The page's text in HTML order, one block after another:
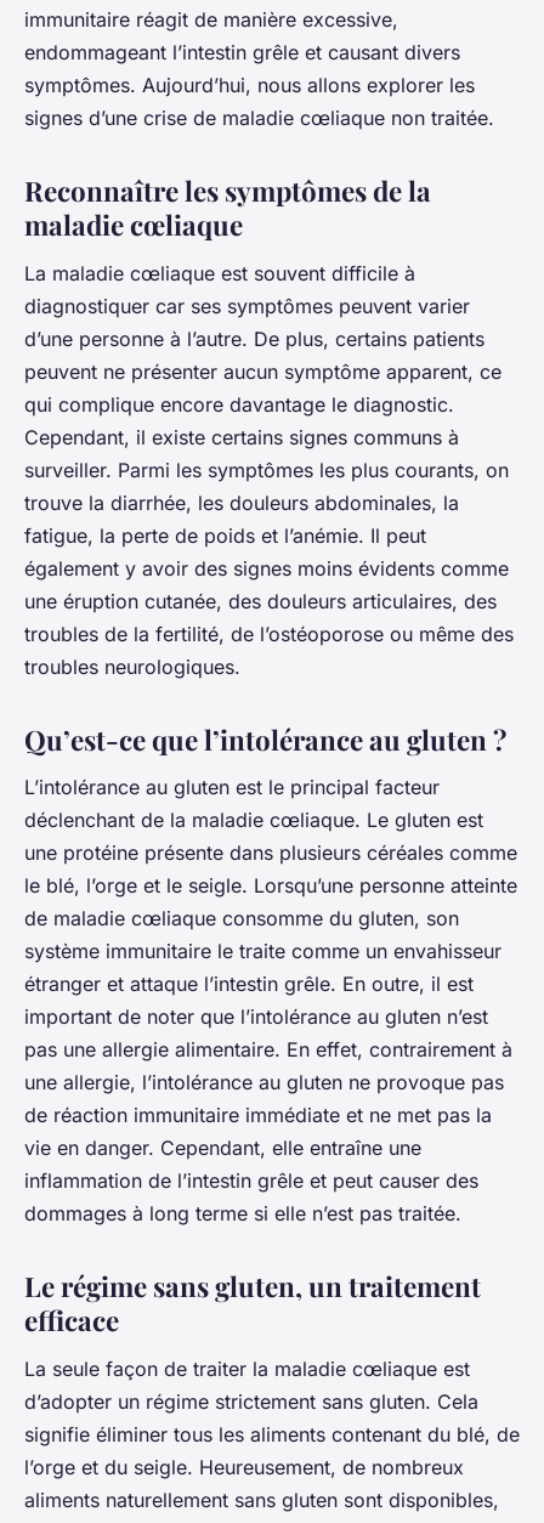
immunitaire réagit de manière excessive,
endommageant l’intestin grêle et causant divers
symptômes. Aujourd’hui, nous allons explorer les
signes d’une crise de maladie cœliaque non traitée.
Reconnaître les symptômes de la
maladie cœliaque
La maladie cœliaque est souvent difficile à
diagnostiquer car ses symptômes peuvent varier
d’une personne à l’autre. De plus, certains patients
peuvent ne présenter aucun symptôme apparent, ce
qui complique encore davantage le diagnostic.
Cependant, il existe certains signes communs à
surveiller. Parmi les symptômes les plus courants, on
trouve la diarrhée, les douleurs abdominales, la
fatigue, la perte de poids et l’anémie. Il peut
également y avoir des signes moins évidents comme
une éruption cutanée, des douleurs articulaires, des
troubles de la fertilité, de l’ostéoporose ou même des
troubles neurologiques.
Qu’est-ce que l’intolérance au gluten ?
L’intolérance au gluten est le principal facteur
déclenchant de la maladie cœliaque. Le gluten est
une protéine présente dans plusieurs céréales comme
le blé, l’orge et le seigle. Lorsqu’une personne atteinte
de maladie cœliaque consomme du gluten, son
système immunitaire le traite comme un envahisseur
étranger et attaque l’intestin grêle. En outre, il est
important de noter que l’intolérance au gluten n’est
pas une allergie alimentaire. En effet, contrairement à
une allergie, l’intolérance au gluten ne provoque pas
de réaction immunitaire immédiate et ne met pas la
vie en danger. Cependant, elle entraîne une
inflammation de l’intestin grêle et peut causer des
dommages à long terme si elle n’est pas traitée.
Le régime sans gluten, un traitement
efficace
La seule façon de traiter la maladie cœliaque est
d’adopter un régime strictement sans gluten. Cela
signifie éliminer tous les aliments contenant du blé, de
l’orge et du seigle. Heureusement, de nombreux
aliments naturellement sans gluten sont disponibles,